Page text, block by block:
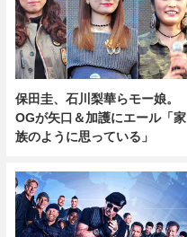
保田圭、石川梨華らモー娘。
OGが矢口＆加護にエール「家
族のように思っている」